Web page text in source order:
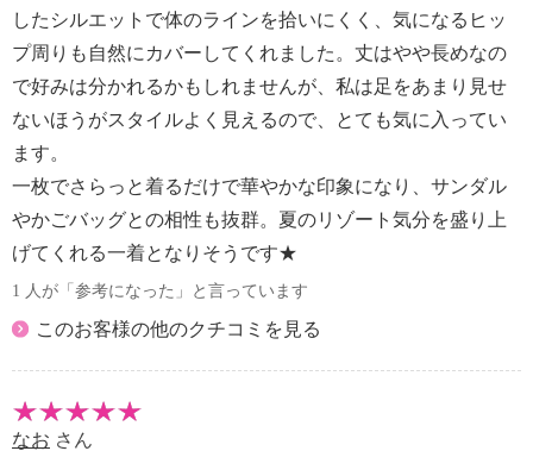
したシルエットで体のラインを拾いにくく、気になるヒッ
プ周りも自然にカバーしてくれました。丈はやや長めなの
で好みは分かれるかもしれませんが、私は足をあまり見せ
ないほうがスタイルよく見えるので、とても気に入ってい
ます。
一枚でさらっと着るだけで華やかな印象になり、サンダル
やかごバッグとの相性も抜群。夏のリゾート気分を盛り上
げてくれる一着となりそうです★
1 人が「参考になった」と言っています
このお客様の他のクチコミを見る
なお さん